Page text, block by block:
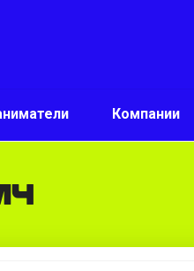
Компании